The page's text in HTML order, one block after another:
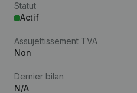
Statut
Actif
Assujettissement TVA
Non
Dernier bilan
N/A